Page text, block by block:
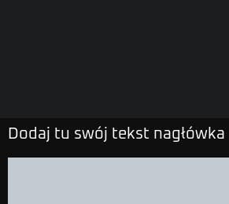
Dodaj tu swój tekst nagłówka